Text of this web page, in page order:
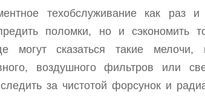
техобслуживание как раз
поломки, но и сэкономить
могут сказаться такие мелочи,
воздушного фильтров или
за чистотой форсунок и